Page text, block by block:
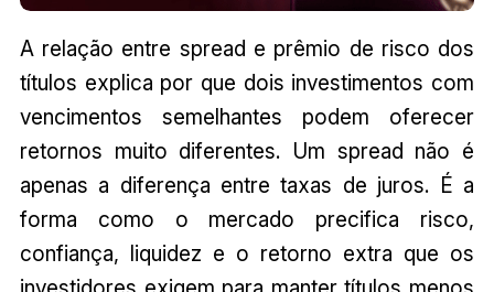
A relação entre spread e prêmio de risco dos
títulos explica por que dois investimentos com
vencimentos semelhantes podem oferecer
retornos muito diferentes. Um spread não é
apenas a diferença entre taxas de juros. É a
forma como o mercado precifica risco,
confiança, liquidez e o retorno extra que os